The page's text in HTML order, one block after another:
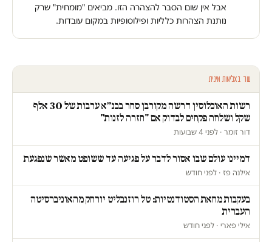
אבל אין שום הסבר להצהרה הזו. מביאים "מומחית" שרק
נותנת הצהרות כלליות ופילוסופיות במקום עובדות.
עוד באלימות מינית
רשות האוכלוסין דרשה מקורבן סחר בבנ״א ערבות של 30 אלף
שקל ושלחה פקחים לבדוק אם "חזרה לזנות"
דור זומר · לפני 4 שבועות
דמיינו עולם שבו אסור לדבר על פגיעה עד ששופט מאשר שנפגעת
אילנה פז · לפני חודש
בעקבות מחאת הסטודנטיות: טל רוזנבליט יורחק מהאוניברסיטה
העברית
אילי פארי · לפני חודש